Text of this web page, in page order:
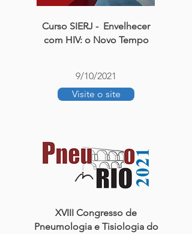
Curso SIERJ - Envelhecer
com HIV: o Novo Tempo
9/10/2021
Visite o site
XVIII Congresso de
Pneumologia e Tisiologia do